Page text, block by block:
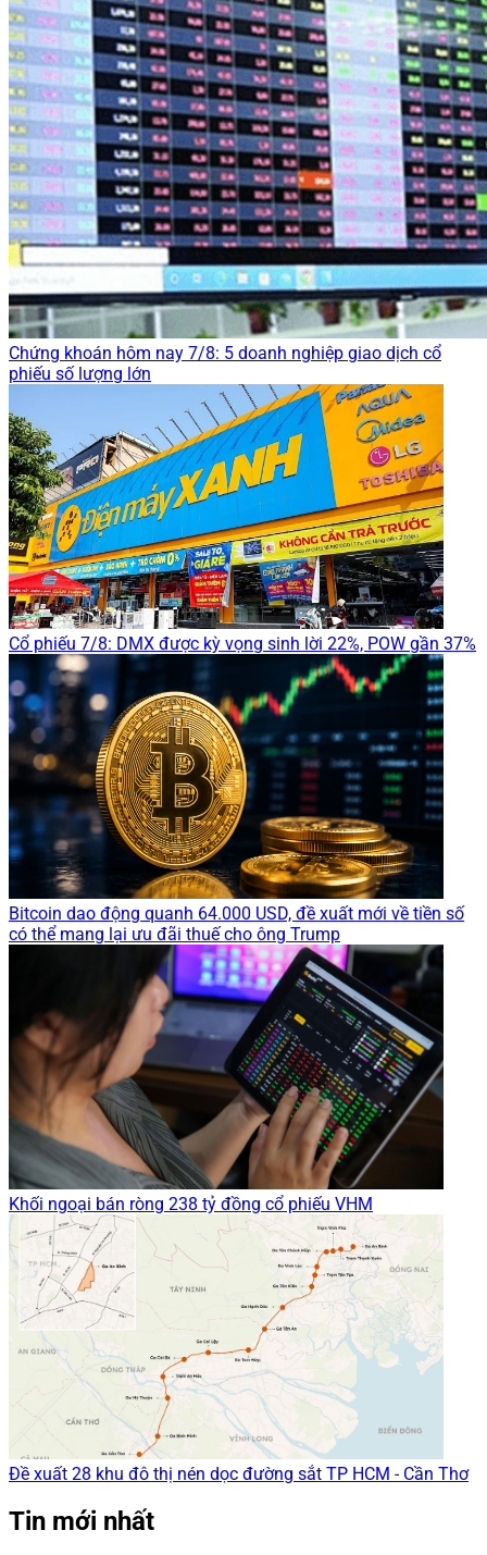
Chứng khoán hôm nay 7/8: 5 doanh nghiệp giao dịch cổ
phiếu số lượng lớn
Cổ phiếu 7/8: DMX được kỳ vọng sinh lời 22%, POW gần 37%
Bitcoin dao động quanh 64.000 USD, đề xuất mới về tiền số
có thể mang lại ưu đãi thuế cho ông Trump
Khối ngoại bán ròng 238 tỷ đồng cổ phiếu VHM
Đề xuất 28 khu đô thị nén dọc đường sắt TP HCM - Cần Thơ
Tin mới nhất